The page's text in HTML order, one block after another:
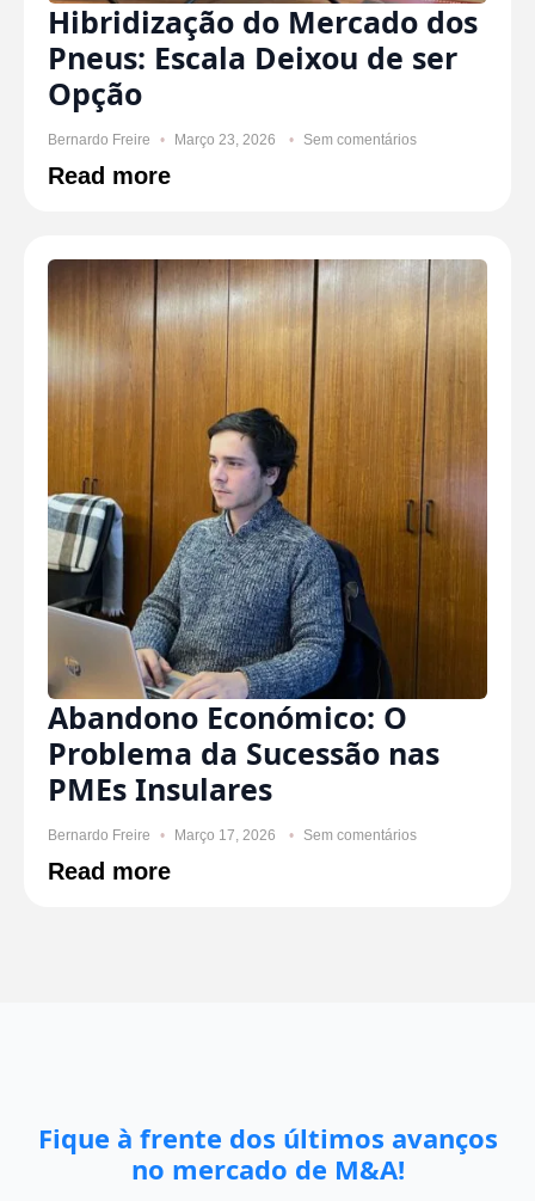
Hibridização do Mercado dos
Pneus: Escala Deixou de ser
Opção
Bernardo Freire Março 23, 2026 Sem comentários
Read more
Abandono Económico: O
Problema da Sucessão nas
PMEs Insulares
Bernardo Freire Março 17, 2026 Sem comentários
Read more
Fique à frente dos últimos avanços
no mercado de M&A!